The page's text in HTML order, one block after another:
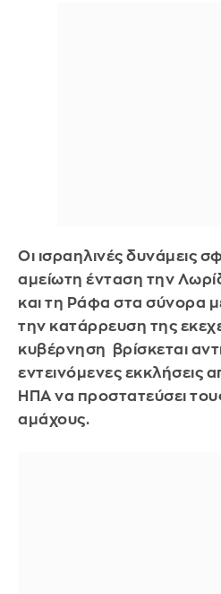
Oι ισραηλινές δυνάμεις
αμείωτη ένταση την
και τη Ράφα στα σύνορα
την κατάρρευση της
κυβέρνηση βρίσκεται
εντεινόμενες εκκλήσεις
ΗΠΑ να προστατεύσει
αμάχους.